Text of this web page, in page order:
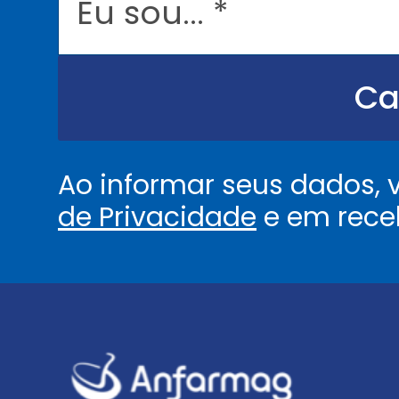
.
Ao informar seus
de Privacidade e em